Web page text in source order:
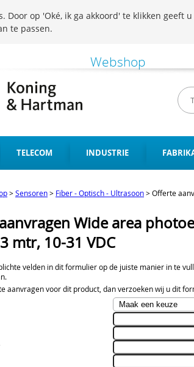
TELECOM INDUSTRIE
>Sensoren> Fiber - Optisch - Ultrasoon>Offerte
Wide area
mtr, 10-31 VDC
velden in dit formulier op de juiste manier in te
aanvragen voor dit product, dan verzoeken wij u dit
op 'Oké, ik ga akkoord' te klikken geeft
te passen.